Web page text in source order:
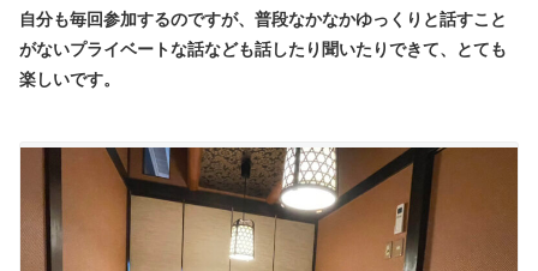
自分も毎回参加するのですが、普段なかなかゆっくりと話すこと
がないプライベートな話なども話したり聞いたりできて、とても
楽しいです。